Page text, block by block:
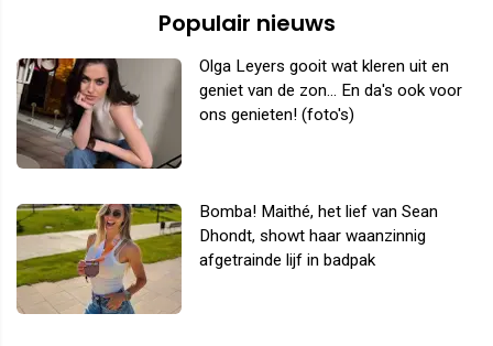
Populair nieuws
Olga Leyers gooit wat kleren uit en
geniet van de zon... En da's ook voor
ons genieten! (foto's)
Bomba! Maithé, het lief van Sean
Dhondt, showt haar waanzinnig
afgetrainde lijf in badpak